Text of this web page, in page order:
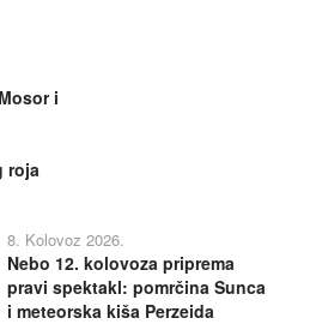
i
roja
8. Kolovoz 2026.
Nebo 12. kolovoza priprema
pravi spektakl: pomrčina Sunca
i meteorska kiša Perzeida